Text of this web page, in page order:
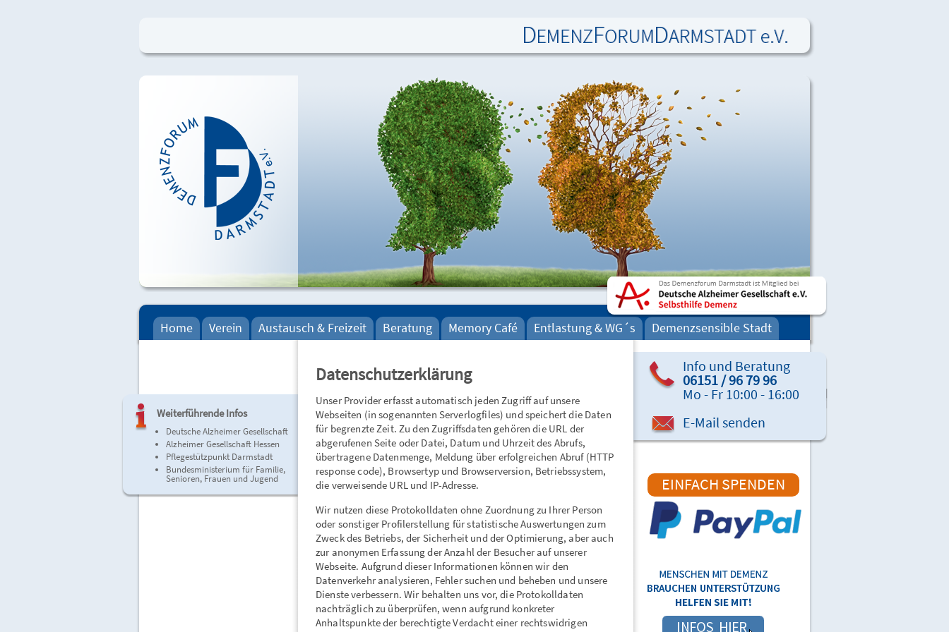
Home Verein Austausch & Freizeit Beratung Memory Café Entlastung & WG´s Demenzsensible Stadt
Weiterführende Infos
Deutsche Alzheimer Gesellschaft
Alzheimer Gesellschaft Hessen
Pflegestützpunkt Darmstadt
Bundesministerium für Familie,
Senioren, Frauen und Jugend
Datenschutzerklärung
Unser Provider erfasst automatisch jeden Zugriff auf unsere
Webseiten (in sogenannten Serverlogfiles) und speichert die Daten
für begrenzte Zeit. Zu den Zugriffsdaten gehören die URL der
abgerufenen Seite oder Datei, Datum und Uhrzeit des Abrufs,
übertragene Datenmenge, Meldung über erfolgreichen Abruf (HTTP
response code), Browsertyp und Browserversion, Betriebssystem,
die verweisende URL und IP-Adresse.
Wir nutzen diese Protokolldaten ohne Zuordnung zu Ihrer Person
oder sonstiger Profilerstellung für statistische Auswertungen zum
Zweck des Betriebs, der Sicherheit und der Optimierung, aber auch
zur anonymen Erfassung der Anzahl der Besucher auf unserer
Webseite. Aufgrund dieser Informationen können wir den
Datenverkehr analysieren, Fehler suchen und beheben und unsere
Dienste verbessern. Wir behalten uns vor, die Protokolldaten
nachträglich zu überprüfen, wenn aufgrund konkreter
Anhaltspunkte der berechtigte Verdacht einer rechtswidrigen
Info und Beratung
06151 / 96 79 96
Mo - Fr 10:00 - 16:00
E-Mail senden
EINFACH SPENDEN